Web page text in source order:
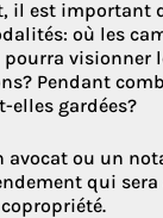
il est important
où les
pourra visionner
Pendant
elles gardées?
avocat ou un
qui